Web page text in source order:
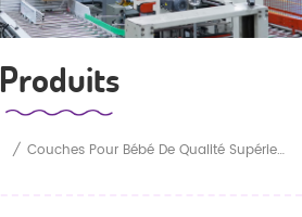
Produits
/ Couches Pour Bébé De Qualité Supérieure, Douces Et Saines, Fabriquées En Chine